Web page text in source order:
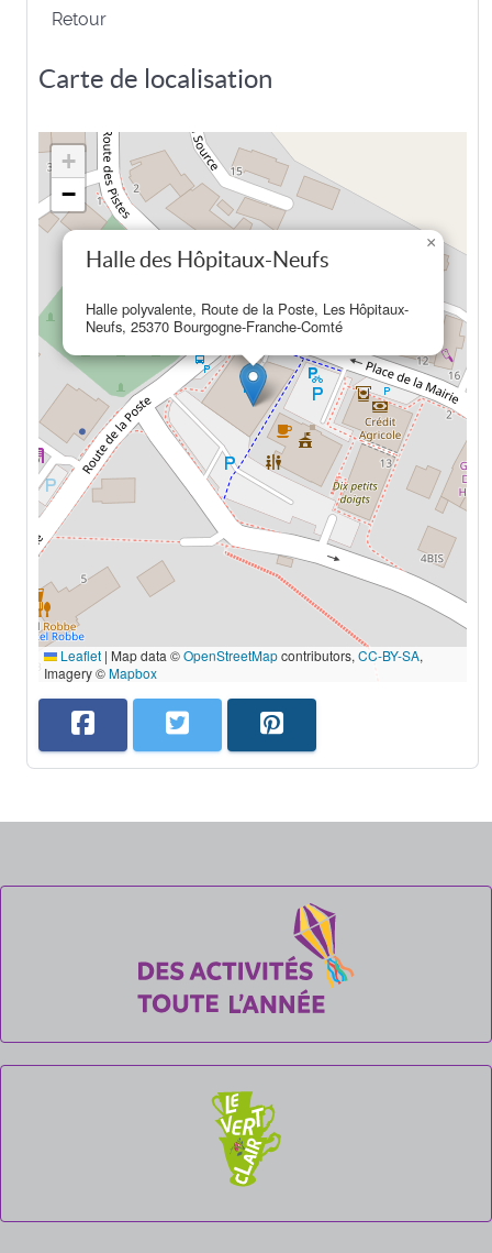
Retour
Carte de localisation
Halle des Hôpitaux-Neufs
Halle polyvalente, Route de la Poste, Les Hôpitaux-
Neufs, 25370 Bourgogne-Franche-Comté
×
+
−
Leaflet | Map data ©OpenStreetMapcontributors, CC-BY-SA,
Imagery ©Mapbox